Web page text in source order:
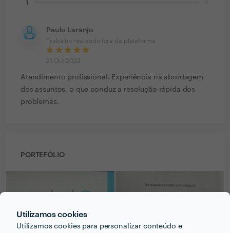
Utilizamos cookies
Utilizamos cookies para personalizar conteúdo e
1
Paulo Laranjo
Trabalho realizado fora da plataforma
21 Out 2022
Atendimento profissional. Experiência na abordagem
dos assuntos, o que conduz a resolução rápida dos
problemas.
PORTEFÓLIO